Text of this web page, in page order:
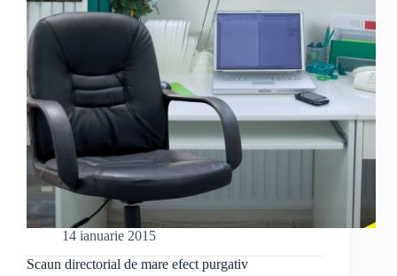
14 ianuarie 2015
Scaun directorial de mare efect purgativ